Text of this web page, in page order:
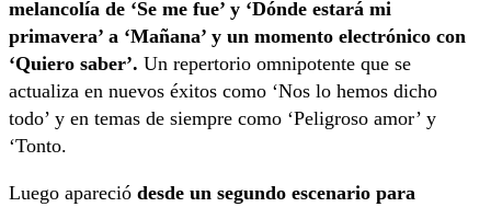
melancolía de ‘Se me fue’ y ‘Dónde estará mi
primavera’ a ‘Mañana’ y un momento electrónico con
‘Quiero saber’. Un repertorio omnipotente que se
actualiza en nuevos éxitos como ‘Nos lo hemos dicho
todo’ y en temas de siempre como ‘Peligroso amor’ y
‘Tonto.
Luego apareció desde un segundo escenario para